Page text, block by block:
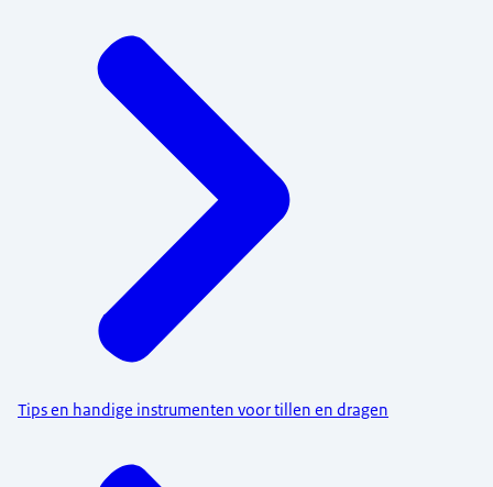
Tips en handige instrumenten voor tillen en dragen